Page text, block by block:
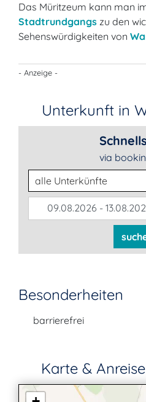
Das Müritzeum kann man
Stadtrundgangs zu den
Sehenswürdigkeiten von
- Anzeige -
Unterkunft in
via
Unterkunftsart
09.08.2026 -
Besonderheiten
barrierefrei
Karte & Anreise